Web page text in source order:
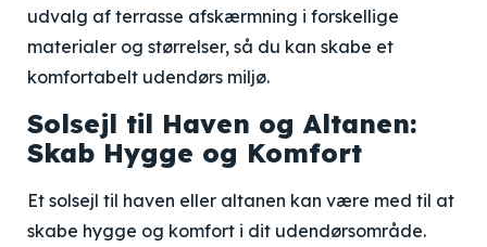
udvalg af terrasse afskærmning i forskellige
materialer og størrelser, så du kan skabe et
komfortabelt udendørs miljø.
Solsejl til Haven og Altanen:
Skab Hygge og Komfort
Et solsejl til haven eller altanen kan være med til at
skabe hygge og komfort i dit udendørsområde.